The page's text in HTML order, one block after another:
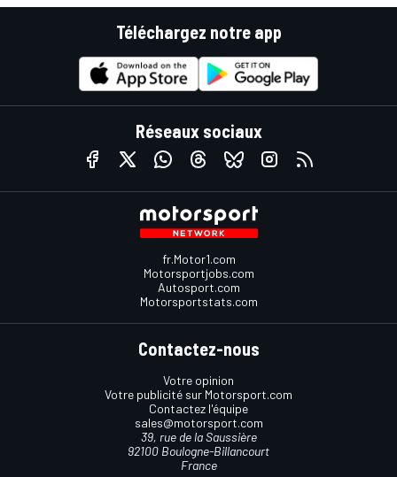
Téléchargez notre app
Réseaux sociaux
fr.Motor1.com
Motorsportjobs.com
Autosport.com
Motorsportstats.com
Contactez-nous
Votre opinion
Votre publicité sur Motorsport.com
Contactez l'équipe
sales@motorsport.com
39, rue de la Saussière
92100 Boulogne-Billancourt
France